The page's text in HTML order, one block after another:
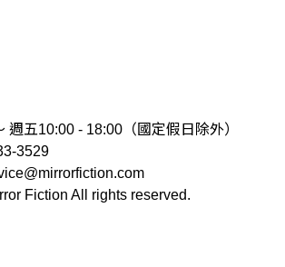
週五10:00 - 18:00（國定假日除外）
3529
Fiction All rights reserved.